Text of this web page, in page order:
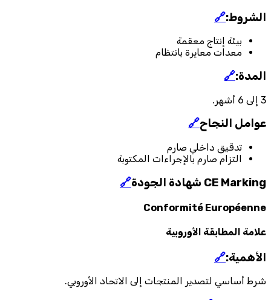
الشروط:🔗
بيئة إنتاج معقمة
معدات معايرة بانتظام
المدة:🔗
3 إلى 6 أشهر.
عوامل النجاح🔗
تدقيق داخلي صارم
التزام صارم بالإجراءات المكتوبة
CE Marking شهادة الجودة 🔗
Conformité Européenne
علامة المطابقة الأوروبية
الأهمية:🔗
شرط أساسي لتصدير المنتجات إلى الاتحاد الأوروبي.